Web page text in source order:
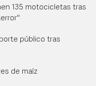
135 motocicletas tras
público tras
de maíz